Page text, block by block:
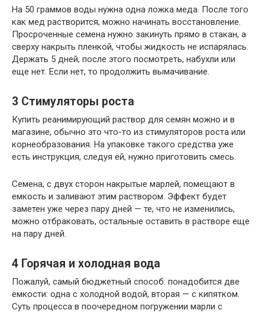
На 50 граммов воды нужна одна ложка меда. После того
как мед растворится, можно начинать восстановление.
Просроченные семена нужно закинуть прямо в стакан, а
сверху накрыть пленкой, чтобы жидкость не испарялась.
Держать 5 дней, после этого посмотреть, набухли или
еще нет. Если нет, то продолжить вымачивание.
3 Стимуляторы роста
Купить реанимирующий раствор для семян можно и в
магазине, обычно это что-то из стимуляторов роста или
корнеобразования. На упаковке такого средства уже
есть инструкция, следуя ей, нужно приготовить смесь.
Семена, с двух сторон накрытые марлей, помещают в
емкость и заливают этим раствором. Эффект будет
заметен уже через пару дней — те, что не изменились,
можно отбраковать, остальные оставить в растворе еще
на пару дней.
4 Горячая и холодная вода
Пожалуй, самый бюджетный способ: понадобится две
емкости: одна с холодной водой, вторая — с кипятком.
Суть процесса в поочередном погружении марли с